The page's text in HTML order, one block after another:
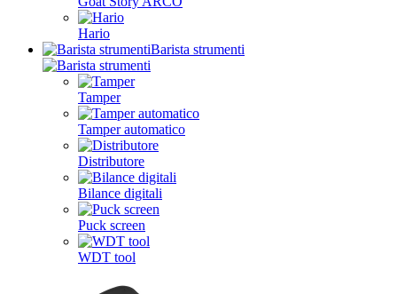
Hario
Barista strumenti
Tamper
Tamper automatico
Distributore
Bilance digitali
Puck screen
WDT tool